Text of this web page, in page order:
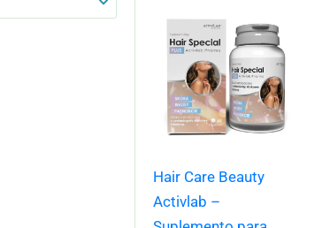
Hair Care Beauty
Activlab –